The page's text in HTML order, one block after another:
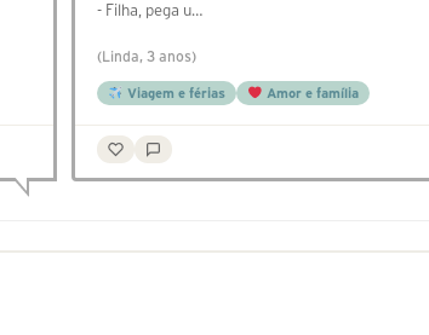
- Filha, pega u…
(Linda, 3 anos)
Viagem e férias Amor e família